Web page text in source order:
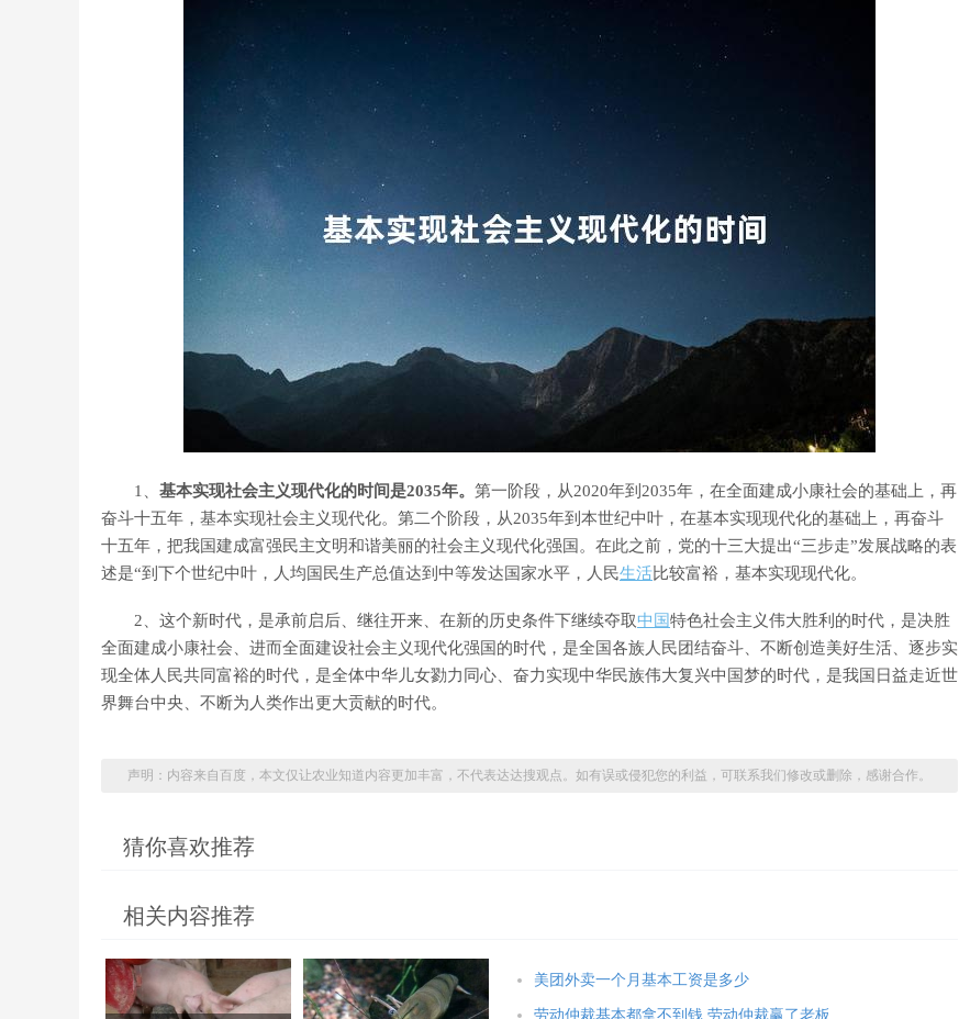
1、 基本实现社会主义现代化的时间是2035年。 第一阶段，从2020年到2035年，在全面建成小康社会的基础上，再
奋斗十五年，基本实现社会主义现代化。第二个阶段，从2035年到本世纪中叶，在基本实现现代化的基础上，再奋斗
十五年，把我国建成富强民主文明和谐美丽的社会主义现代化强国。在此之前，党的十三大提出“三步走”发展战略的表
述是“到下个世纪中叶，人均国民生产总值达到中等发达国家水平，人民生活比较富裕，基本实现现代化。
2、这个新时代，是承前启后、继往开来、在新的历史条件下继续夺取中国特色社会主义伟大胜利的时代，是决胜
全面建成小康社会、进而全面建设社会主义现代化强国的时代，是全国各族人民团结奋斗、不断创造美好生活、逐步实
现全体人民共同富裕的时代，是全体中华儿女勠力同心、奋力实现中华民族伟大复兴中国梦的时代，是我国日益走近世
界舞台中央、不断为人类作出更大贡献的时代。
声明：内容来自百度，本文仅让农业知道内容更加丰富，不代表达达搜观点。如有误或侵犯您的利益，可联系我们修改或删除，感谢合作。
猜你喜欢推荐
相关内容推荐
美团外卖一个月基本工资是多少
劳动仲裁基本都拿不到钱 劳动仲裁赢了老板